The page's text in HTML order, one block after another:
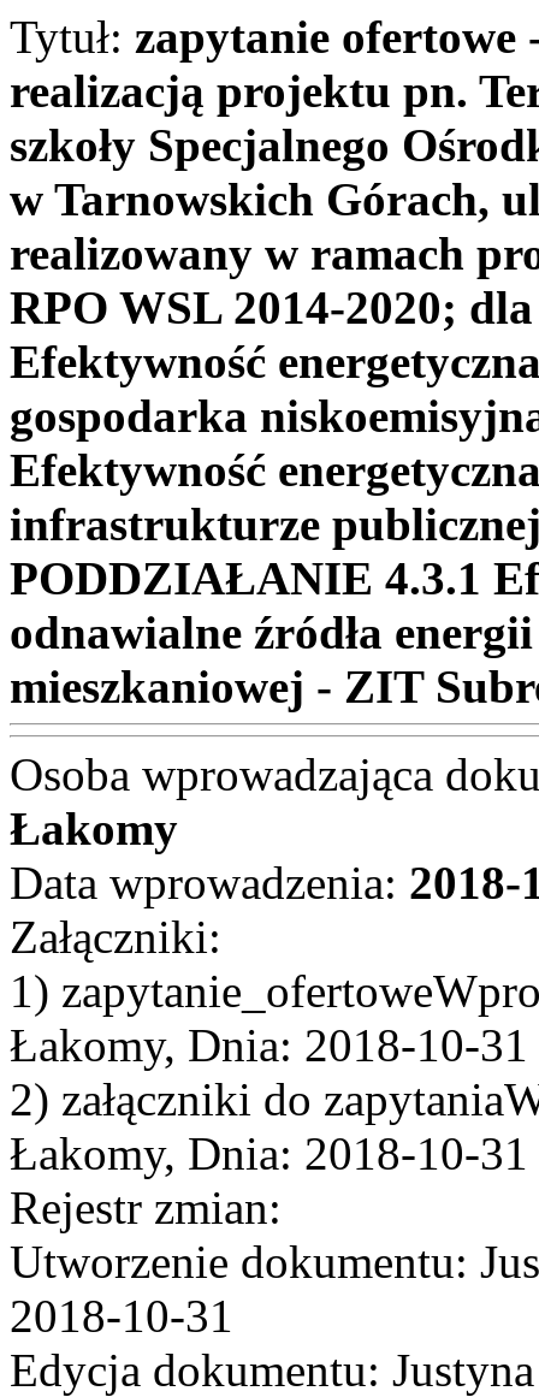
Tytuł: zapytanie ofertowe
realizacją projektu pn.
szkoły Specjalnego
w Tarnowskich Górach,
realizowany w ramach
RPO WSL 2014-2020;
Efektywność
gospodarka
Efektywność
infrastrukturze
PODDZIAŁANIE 4.3.1
odnawialne źródła
mieszkaniowej - ZIT
Osoba wprowadzająca
Łakomy
Data wprowadzenia: 2018-
Załączniki:
1)
Łakomy, Dnia: 2018-10-31
2) załączniki do
Łakomy, Dnia: 2018-10-31
Rejestr zmian:
Utworzenie dokumentu:
2018-10-31
Edycja dokumentu: